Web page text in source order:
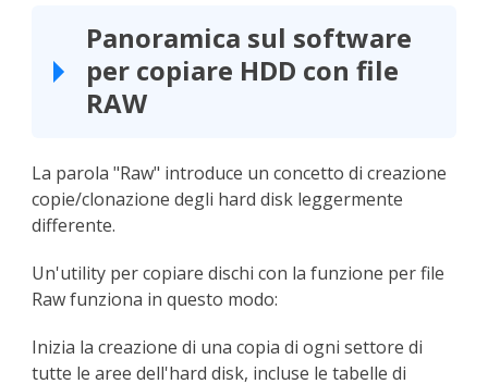
Panoramica sul software
per copiare HDD con file
RAW
La parola "Raw" introduce un concetto di creazione
copie/clonazione degli hard disk leggermente
differente.
Un'utility per copiare dischi con la funzione per file
Raw funziona in questo modo:
Inizia la creazione di una copia di ogni settore di
tutte le aree dell'hard disk, incluse le tabelle di